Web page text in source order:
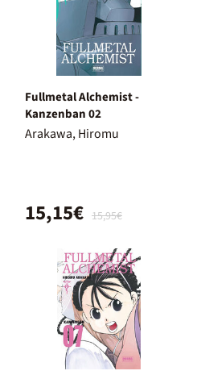
Fullmetal Alchemist -
Kanzenban 02
Arakawa, Hiromu
15,95€
15,15€